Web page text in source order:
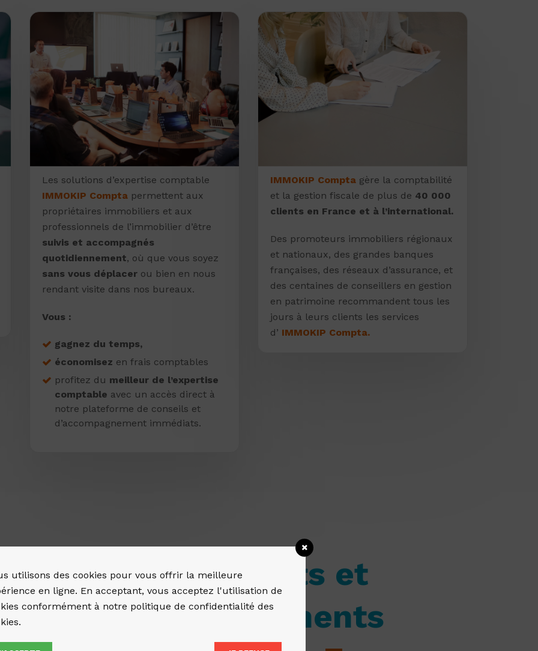
Les solutions d’expertise comptable
IMMOKIP Compta permettent aux
propriétaires immobiliers et aux
professionnels de l’immobilier d’être
suivis et accompagnés
quotidiennement, où que vous soyez
sans vous déplacer ou bien en nous
rendant visite dans nos bureaux.
Vous :
gagnez du temps,
économisez en frais comptables
profitez du meilleur de l’expertise
comptable avec un accès direct à
notre plateforme de conseils et
d’accompagnement immédiats.
IMMOKIP Compta gère la comptabilité
et la gestion fiscale de plus de 40 000
clients en France et à l’international.
Des promoteurs immobiliers régionaux
et nationaux, des grandes banques
françaises, des réseaux d’assurance, et
des centaines de conseillers en gestion
en patrimoine recommandent tous les
jours à leurs clients les services
d’ IMMOKIP Compta.
Nos clients et
emplacements
utilisons des cookies pour vous offrir la meilleure
en ligne. En acceptant, vous acceptez l'utilisation de
conformément à notre politique de confidentialité des